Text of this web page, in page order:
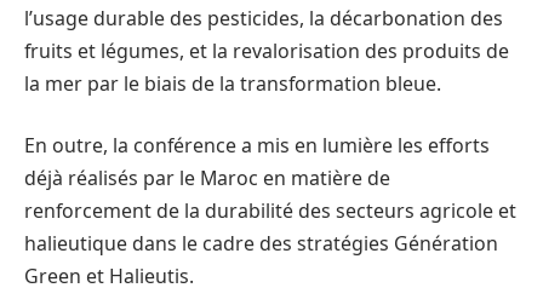
l’usage durable des pesticides, la décarbonation des
fruits et légumes, et la revalorisation des produits de
la mer par le biais de la transformation bleue.
En outre, la conférence a mis en lumière les efforts
déjà réalisés par le Maroc en matière de
renforcement de la durabilité des secteurs agricole et
halieutique dans le cadre des stratégies Génération
Green et Halieutis.